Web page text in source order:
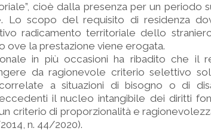
cioè dalla presenza per un periodo
Lo scopo del requisito di residenza
radicamento territoriale dello
ove la prestazione viene erogata.
in più occasioni ha ribadito che il
da ragionevole criterio selettivo
a situazioni di bisogno o di
il nucleo intangibile dei diritti
criterio di proporzionalità e
n. 44/2020).